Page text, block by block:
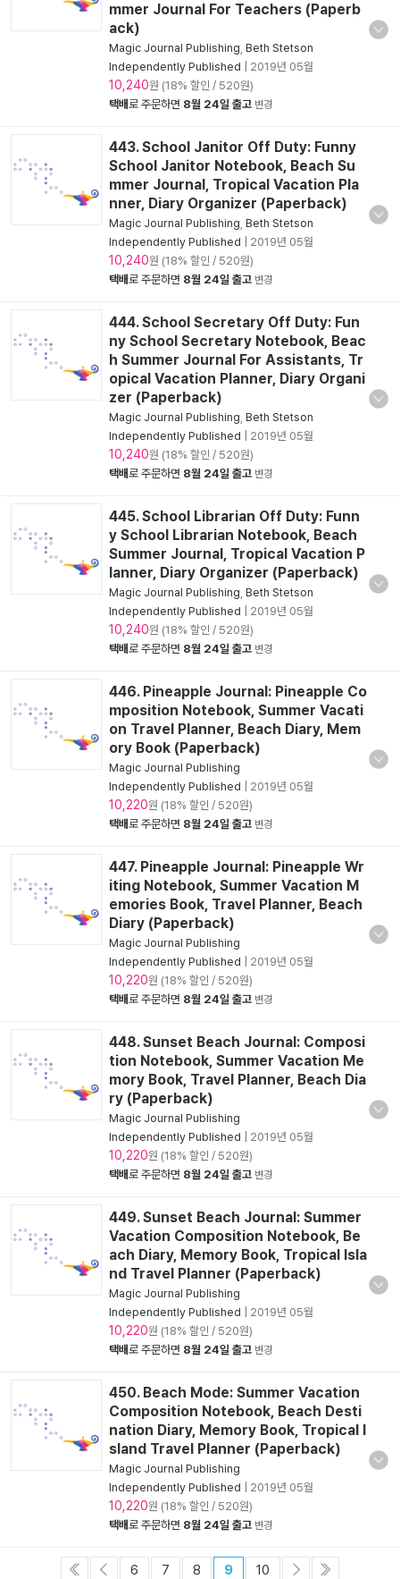
mmer Journal For Teachers (Paperb
ack)
Magic Journal Publishing Beth Stetson
Independently Published
2019년 05월
10,240원 (18% 할인 / 520원)
택배로 주문하면 8월 24일 출고 변경
443. School Janitor Off Duty: Funny
School Janitor Notebook, Beach Su
mmer Journal, Tropical Vacation Pla
nner, Diary Organizer (Paperback)
Magic Journal Publishing Beth Stetson
Independently Published
2019년 05월
10,240원 (18% 할인 / 520원)
택배로 주문하면 8월 24일 출고 변경
444. School Secretary Off Duty: Fun
ny School Secretary Notebook, Beac
h Summer Journal For Assistants, Tr
opical Vacation Planner, Diary Organi
zer (Paperback)
Magic Journal Publishing Beth Stetson
Independently Published
2019년 05월
10,240원 (18% 할인 / 520원)
택배로 주문하면 8월 24일 출고 변경
445. School Librarian Off Duty: Funn
y School Librarian Notebook, Beach
Summer Journal, Tropical Vacation P
lanner, Diary Organizer (Paperback)
Magic Journal Publishing Beth Stetson
Independently Published
2019년 05월
10,240원 (18% 할인 / 520원)
택배로 주문하면 8월 24일 출고 변경
446. Pineapple Journal: Pineapple Co
mposition Notebook, Summer Vacati
on Travel Planner, Beach Diary, Mem
ory Book (Paperback)
Magic Journal Publishing
Independently Published
2019년 05월
10,220원 (18% 할인 / 520원)
택배로 주문하면 8월 24일 출고 변경
447. Pineapple Journal: Pineapple Wr
iting Notebook, Summer Vacation M
emories Book, Travel Planner, Beach
Diary (Paperback)
Magic Journal Publishing
Independently Published
2019년 05월
10,220원 (18% 할인 / 520원)
택배로 주문하면 8월 24일 출고 변경
448. Sunset Beach Journal: Composi
tion Notebook, Summer Vacation Me
mory Book, Travel Planner, Beach Dia
ry (Paperback)
Magic Journal Publishing
Independently Published
2019년 05월
10,220원 (18% 할인 / 520원)
택배로 주문하면 8월 24일 출고 변경
449. Sunset Beach Journal: Summer
Vacation Composition Notebook, Be
ach Diary, Memory Book, Tropical Isla
nd Travel Planner (Paperback)
Magic Journal Publishing
Independently Published
2019년 05월
10,220원 (18% 할인 / 520원)
택배로 주문하면 8월 24일 출고 변경
450. Beach Mode: Summer Vacation
Composition Notebook, Beach Desti
nation Diary, Memory Book, Tropical I
sland Travel Planner (Paperback)
Magic Journal Publishing
Independently Published
2019년 05월
10,220원 (18% 할인 / 520원)
택배로 주문하면 8월 24일 출고 변경
6 7 8 9 10